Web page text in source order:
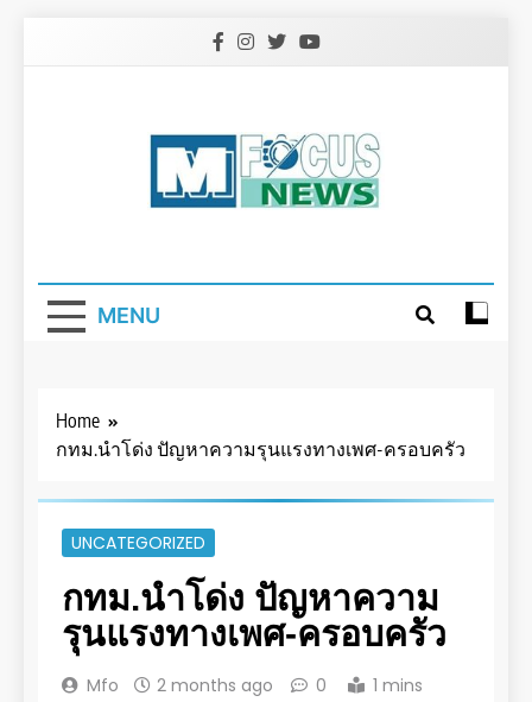
MENU
Home
กทม.นำโด่ง ปัญหาความรุนแรงทางเพศ-ครอบครัว
UNCATEGORIZED
กทม.นำโด่ง ปัญหาความ
รุนแรงทางเพศ-ครอบครัว
Mfo 2 months ago 0 1 mins